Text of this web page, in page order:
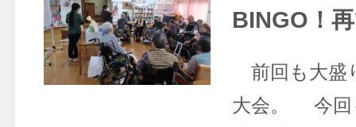
BINGO！
前回も大盛
大会。 今回